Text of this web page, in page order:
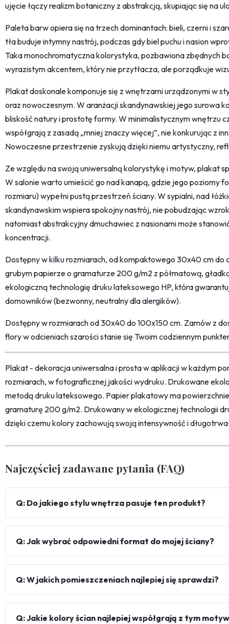
ujęcie łączy realizm botaniczny z abstrakcją, skupiając się na
Paleta barw opiera się na trzech dominantach: bieli, czerni i
tła buduje intymny nastrój, podczas gdy biel puchu i nasion
Taka monochromatyczna kolorystyka, pozbawiona zbędnych
wyrazistym akcentem, który nie przytłacza, ale porządkuje
Plakat doskonale komponuje się z wnętrzami urządzonymi w
oraz nowoczesnym. W aranżacji skandynawskiej jego surowa
bliskość natury i prostotę formy. W minimalistycznym wnętrzu
współgrają z zasadą „mniej znaczy więcej”, nie konkurując z
Nowoczesne przestrzenie zyskują dzięki niemu artystyczny,
Ze względu na swoją uniwersalną kolorystykę i motyw, plakat
W salonie warto umieścić go nad kanapą, gdzie jego poziomy
rozmiaru) wypełni pustą przestrzeń ściany. W sypialni, nad
skandynawskim wspiera spokojny nastrój, nie pobudzając
natomiast abstrakcyjny dmuchawiec z nasionami może
koncentracji.
Dostępny w kilku rozmiarach, od kompaktowego 30x40 cm do
grubym papierze o gramaturze 200 g/m2 z półmatową,
ekologiczną technologię druku lateksowego HP, która
domowników (bezwonny, neutralny dla alergików).
Dostępny w rozmiarach od 30x40 do 100x150 cm. Zamów z
flory w odcieniach szarości stanie się Twoim codziennym
Plakat - dekoracja uniwersalna i prosta w aplikacji w każdym
rozmiarach, w fotograficznej jakości wydruku. Drukowane
metodą druku lateksowego. Papier plakatowy ma
gramaturę 200 g/m2. Drukowany w ekologicznej technologii
dzięki czemu kolory zachowują swoją intensywność i
Najczęściej zadawane pytania (FAQ)
Q: Do jakiego stylu wnętrza pasuje ten produkt?
Q: Jak wybrać odpowiedni format do mojej ściany?
Q: W jakich pomieszczeniach najlepiej się sprawdzi?
Q: Jakie kolory ścian najlepiej współgrają z tym